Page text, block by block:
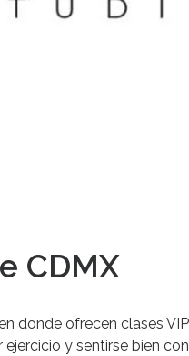
CDMX
donde ofrecen clases
y sentirse bien